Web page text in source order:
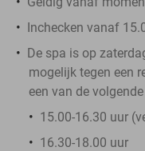
Inchecken vanaf
De spa is op
mogelijk tegen een
een van de
15.00-16.30 uur
16.30-18.00 uur